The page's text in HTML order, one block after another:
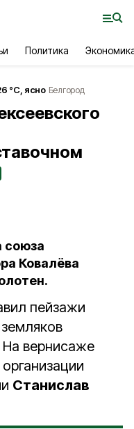
Политика
°С, ясно Белгород
союза
Ковалёва
пейзажи
На вернисаже
Станислав